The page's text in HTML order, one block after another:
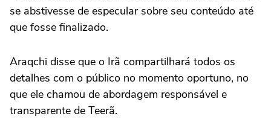
se ‌abstivesse ‌de especular sobre seu conteúdo até
que ⁠fosse finalizado.
Araqchi disse que o Irã compartilhará ‌todos os
detalhes com o ⁠público no momento oportuno, no
que ele chamou de abordagem responsável e
transparente de Teerã.